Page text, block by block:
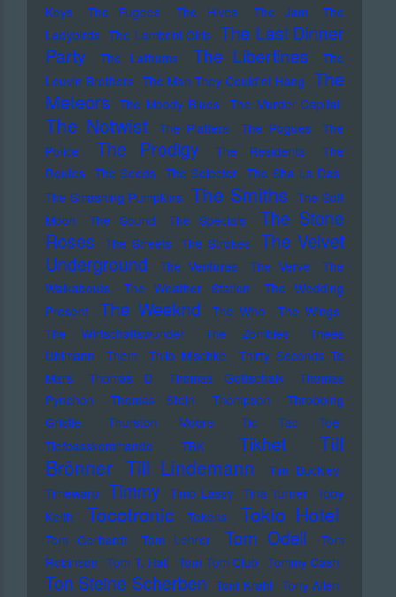
Keys
The Fugees The Hives The Jam
The
Ladybirds The Lambrini Girls The Last Dinner
Party
The Lathums The Libertines
The
Louvin Brothers The Man They Could'nt Hang The
Meteors The Moody Blues The Murder Capital
The Notwist The Platters The Pogues
The
Police
The Prodigy The Residents
The
Routes The Seeds The Selecter The Sha La Das
The Smashing Pumpkins The Smiths The Soft
Moon
The Sound The Specials
The Stone
Roses
The Streets The Strokes
The Velvet
Underground
The Ventures The Verve
The
Walkabouts
The Weather Station
The Wedding
Present
The Weeknd The Who
The Wings
The Wirtschaftswunder
The Zombies
Thees
Uhlmann
Them Thilo Mischke
Thirty Seconds To
Mars
Thomas D Thomas Gottschalk
Thomas
Pynchon
Thomas Stein Thompson
Throbbing
Gristle
Thurston Moore
Tic Tac Toe
Tiefbasskommando TBK
Tikhet
Till
Brönner Till Lindemann
Tim Buckley
Timewarp Timmy Timo Lassy Tina Turner Toby
Keith
Tocotronic Tokens Tokio Hotel
Tom Gerhardt Tom Lehrer Tom Odell
Tom
Robinson Tom T. Hall Tom Tom Club Tommy Cash
Ton Steine Scherben Toni Krahl Tony Allen